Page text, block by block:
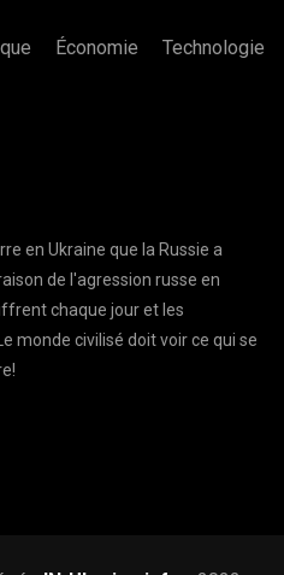
Économie Technologie
en Ukraine que la Russie a
de l'agression russe en
chaque jour et les
monde civilisé doit voir ce qui se